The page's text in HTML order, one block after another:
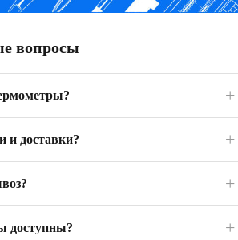
вопросы
и доставки?
доступны?